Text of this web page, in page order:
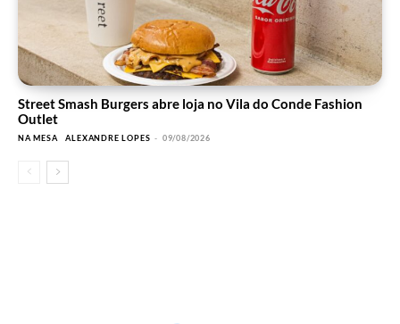
Street Smash Burgers abre loja no Vila do Conde Fashion
Outlet
NA MESA ALEXANDRE LOPES - 09/08/2026